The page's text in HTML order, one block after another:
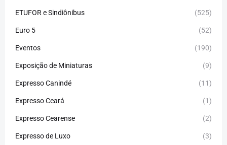
ETUFOR e Sindiônibus (525)
Euro 5 (52)
Eventos (190)
Exposição de Miniaturas (9)
Expresso Canindé (11)
Expresso Ceará (1)
Expresso Cearense (2)
Expresso de Luxo (3)